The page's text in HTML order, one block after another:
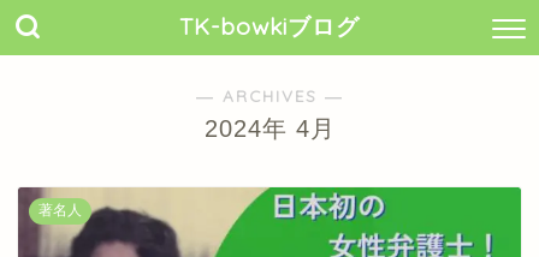
TK-bowkiブログ
― ARCHIVES ―
2024年 4月
著名人